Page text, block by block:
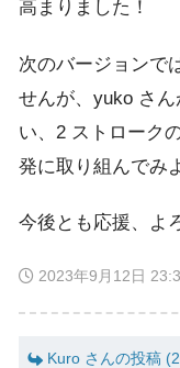
高まりました！
次のバージョンで
せんが、yuko さ
い、2 ストローク
発に取り組んでみ
今後とも応援、よ
2023年9月12日
Kuro さんの投稿